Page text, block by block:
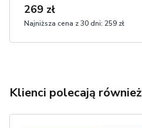
269 zł
Najniższa cena z 30 dni: 259 zł
Klienci polecają również